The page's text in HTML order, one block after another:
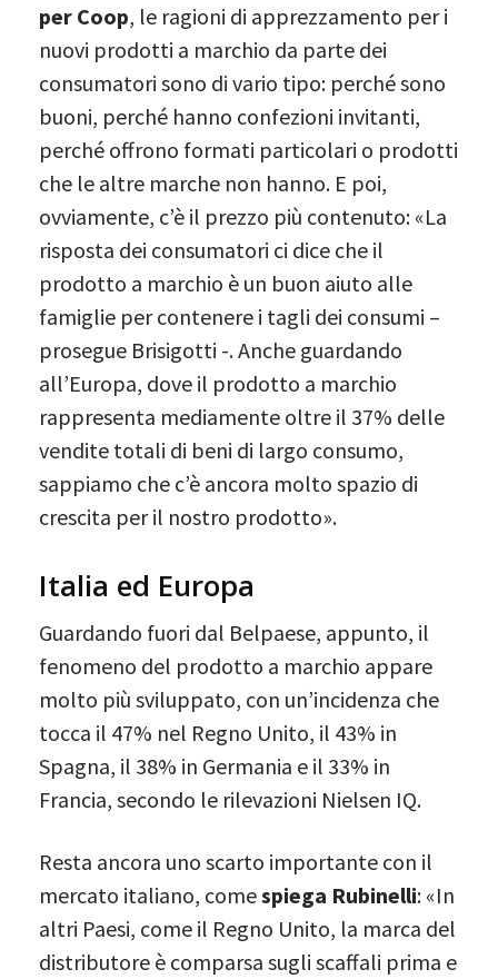
per Coop, le ragioni di apprezzamento per i
nuovi prodotti a marchio da parte dei
consumatori sono di vario tipo: perché sono
buoni, perché hanno confezioni invitanti,
perché offrono formati particolari o prodotti
che le altre marche non hanno. E poi,
ovviamente, c’è il prezzo più contenuto: «La
risposta dei consumatori ci dice che il
prodotto a marchio è un buon aiuto alle
famiglie per contenere i tagli dei consumi –
prosegue Brisigotti -. Anche guardando
all’Europa, dove il prodotto a marchio
rappresenta mediamente oltre il 37% delle
vendite totali di beni di largo consumo,
sappiamo che c’è ancora molto spazio di
crescita per il nostro prodotto».
Italia ed Europa
Guardando fuori dal Belpaese, appunto, il
fenomeno del prodotto a marchio appare
molto più sviluppato, con un’incidenza che
tocca il 47% nel Regno Unito, il 43% in
Spagna, il 38% in Germania e il 33% in
Francia, secondo le rilevazioni Nielsen IQ.
Resta ancora uno scarto importante con il
mercato italiano, comespiega Rubinelli: «In
altri Paesi, come il Regno Unito, la marca del
distributore è comparsa sugli scaffali prima e